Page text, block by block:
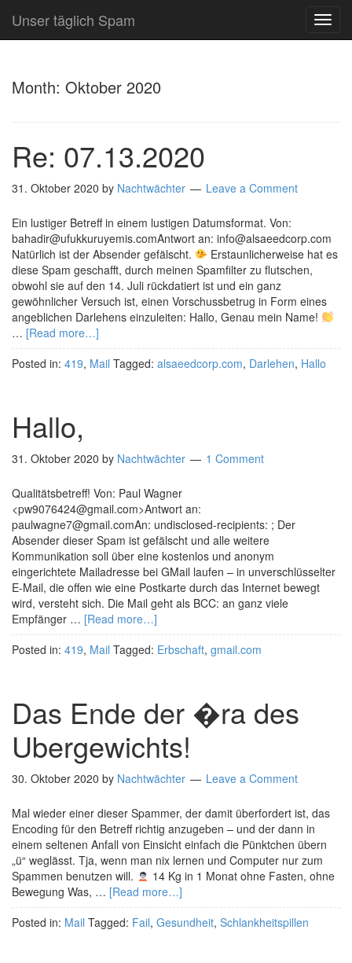
Unser täglich Spam
Month: Oktober 2020
Re: 07.13.2020
31. Oktober 2020 by Nachtwächter Leave a Comment
Ein lustiger Betreff in einem lustigen Datumsformat. Von:
bahadir@ufukkuruyemis.comAntwort an: info@alsaeedcorp.com
Natürlich ist der Absender gefälscht.
Erstaunlicherweise hat es
diese Spam geschafft, durch meinen Spamfilter zu flutschen,
obwohl sie auf den 14. Juli rückdatiert ist und ein ganz
gewöhnlicher Versuch ist, einen Vorschussbetrug in Form eines
angeblichen Darlehens einzuleiten: Hallo, Genau mein Name!
… [Read more…]
Posted in: 419, Mail Tagged: alsaeedcorp.com, Darlehen, Hallo
Hallo,
31. Oktober 2020 by Nachtwächter 1 Comment
Qualitätsbetreff! Von: Paul Wagner
<pw9076424@gmail.com>Antwort an:
paulwagne7@gmail.comAn: undisclosed-recipients: ; Der
Absender dieser Spam ist gefälscht und alle weitere
Kommunikation soll über eine kostenlos und anonym
eingerichtete Mailadresse bei GMail laufen – in unverschlüsselter
E-Mail, die offen wie eine Postkarte durch das Internet bewegt
wird, versteht sich. Die Mail geht als BCC: an ganz viele
Empfänger … [Read more…]
Posted in: 419, Mail Tagged: Erbschaft, gmail.com
Das Ende der �ra des
Ubergewichts!
30. Oktober 2020 by Nachtwächter Leave a Comment
Mal wieder einer dieser Spammer, der damit überfordert ist, das
Encoding für den Betreff richtig anzugeben – und der dann in
einem seltenen Anfall von Einsicht einfach die Pünktchen übern
„ü“ weglässt. Tja, wenn man nix lernen und Computer nur zum
Spammen benutzen will.
14 Kg in 1 Monat ohne Fasten, ohne
Bewegung Was, … [Read more…]
Posted in: Mail Tagged: Fail, Gesundheit, Schlankheitspillen